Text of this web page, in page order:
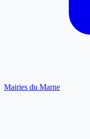
Mairies du Marne